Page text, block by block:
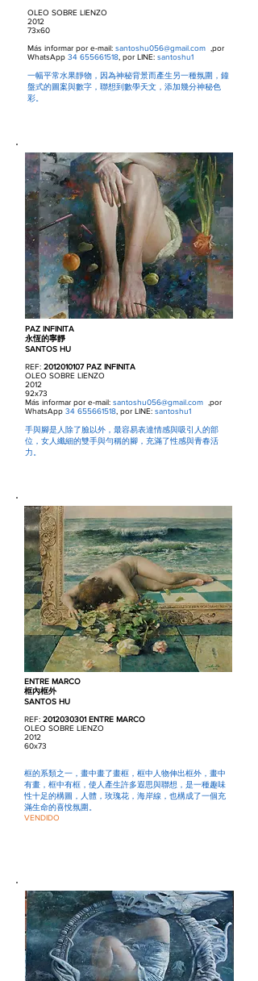
OLEO SOBRE LIENZO
2012
73x60
Más informar por e-mail: santoshu056@gmail.com ,por
WhatsApp 34 655661518 , por LINE: santoshu1
一幅平常水果靜物，因為神秘背景而產生另一種氛圍，鐘
盤式的圖案與數字，聯想到數學天文，添加幾分神秘色
彩。
PAZ INFINITA
永恆的寧靜
SANTOS HU
REF: 2012010107PAZ INFINITA
OLEO SOBRE LIENZO
2012
92x73
Más informar por e-mail: santoshu056@gmail.com ,por
WhatsApp 34 655661518 , por LINE: santoshu1
手與腳是人除了臉以外，最容易表達情感與吸引人的部
位，女人纖細的雙手與勻稱的腳，充滿了性感與青春活
力。
ENTRE MARCO
框內框外
SANTOS HU
REF: 2012030301 ENTRE MARCO
OLEO SOBRE LIENZO
2012
60x73
框的系類之一，畫中畫了畫框，框中人物伸出框外，畫中
有畫，框中有框，使人產生許多遐思與聯想，是一種趣味
性十足的構圖，人體，玫瑰花，海岸線，也構成了一個充
滿生命的喜悅氛圍。
VENDIDO